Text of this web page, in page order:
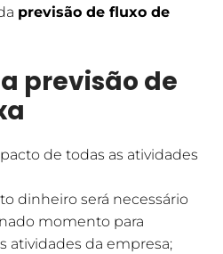
previsão de fluxo de
previsão de
de todas as atividades
dinheiro será necessário
momento para
atividades da empresa;